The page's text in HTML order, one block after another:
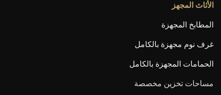
الأثاث المجهز
المطابخ المجهزة
غرف نوم مجهزة بالكامل
الحمامات المجهزة بالكامل
مساحات تخزين مخصصة